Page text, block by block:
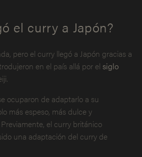
el curry a Japón?
pero el curry llegó a Japón gracias a
en el país allá por el siglo
ocuparon de adaptarlo a su
más espeso, más dulce y
el curry británico
una adaptación del curry de